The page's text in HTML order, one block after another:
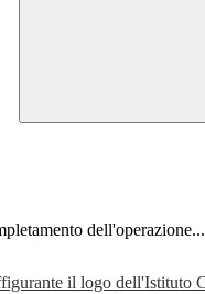
dell'operazione...